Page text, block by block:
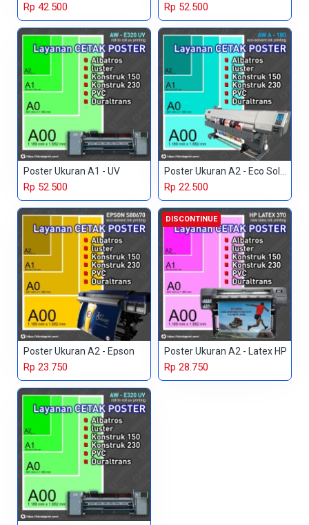
Rp 42.500 Rp 52.500
Poster Ukuran A1 - UV
Rp 52.500
Poster Ukuran A2 - Eco Solvent
Rp 22.500
Poster Ukuran A2 - Epson
Rp 23.750
DISCONTINUE
Poster Ukuran A2 - Latex HP
Rp 28.750